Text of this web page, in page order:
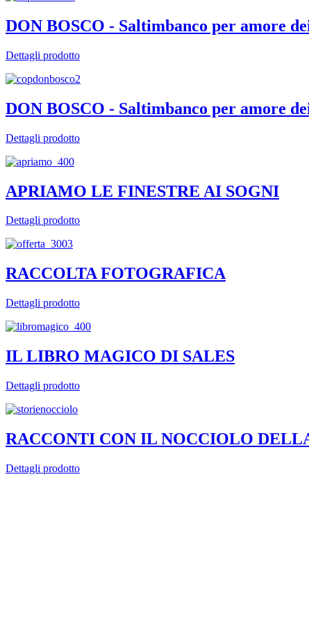
DON BOSCO - Saltimbanco per amore
Dettagli prodotto
DON BOSCO - Saltimbanco per amore
Dettagli prodotto
APRIAMO LE FINESTRE AI SOGNI
Dettagli prodotto
RACCOLTA FOTOGRAFICA
Dettagli prodotto
IL LIBRO MAGICO DI SALES
Dettagli prodotto
RACCONTI CON IL NOCCIOLO
Dettagli prodotto